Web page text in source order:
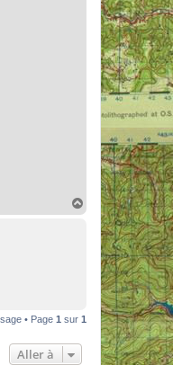
• Page 1 sur 1
Aller à